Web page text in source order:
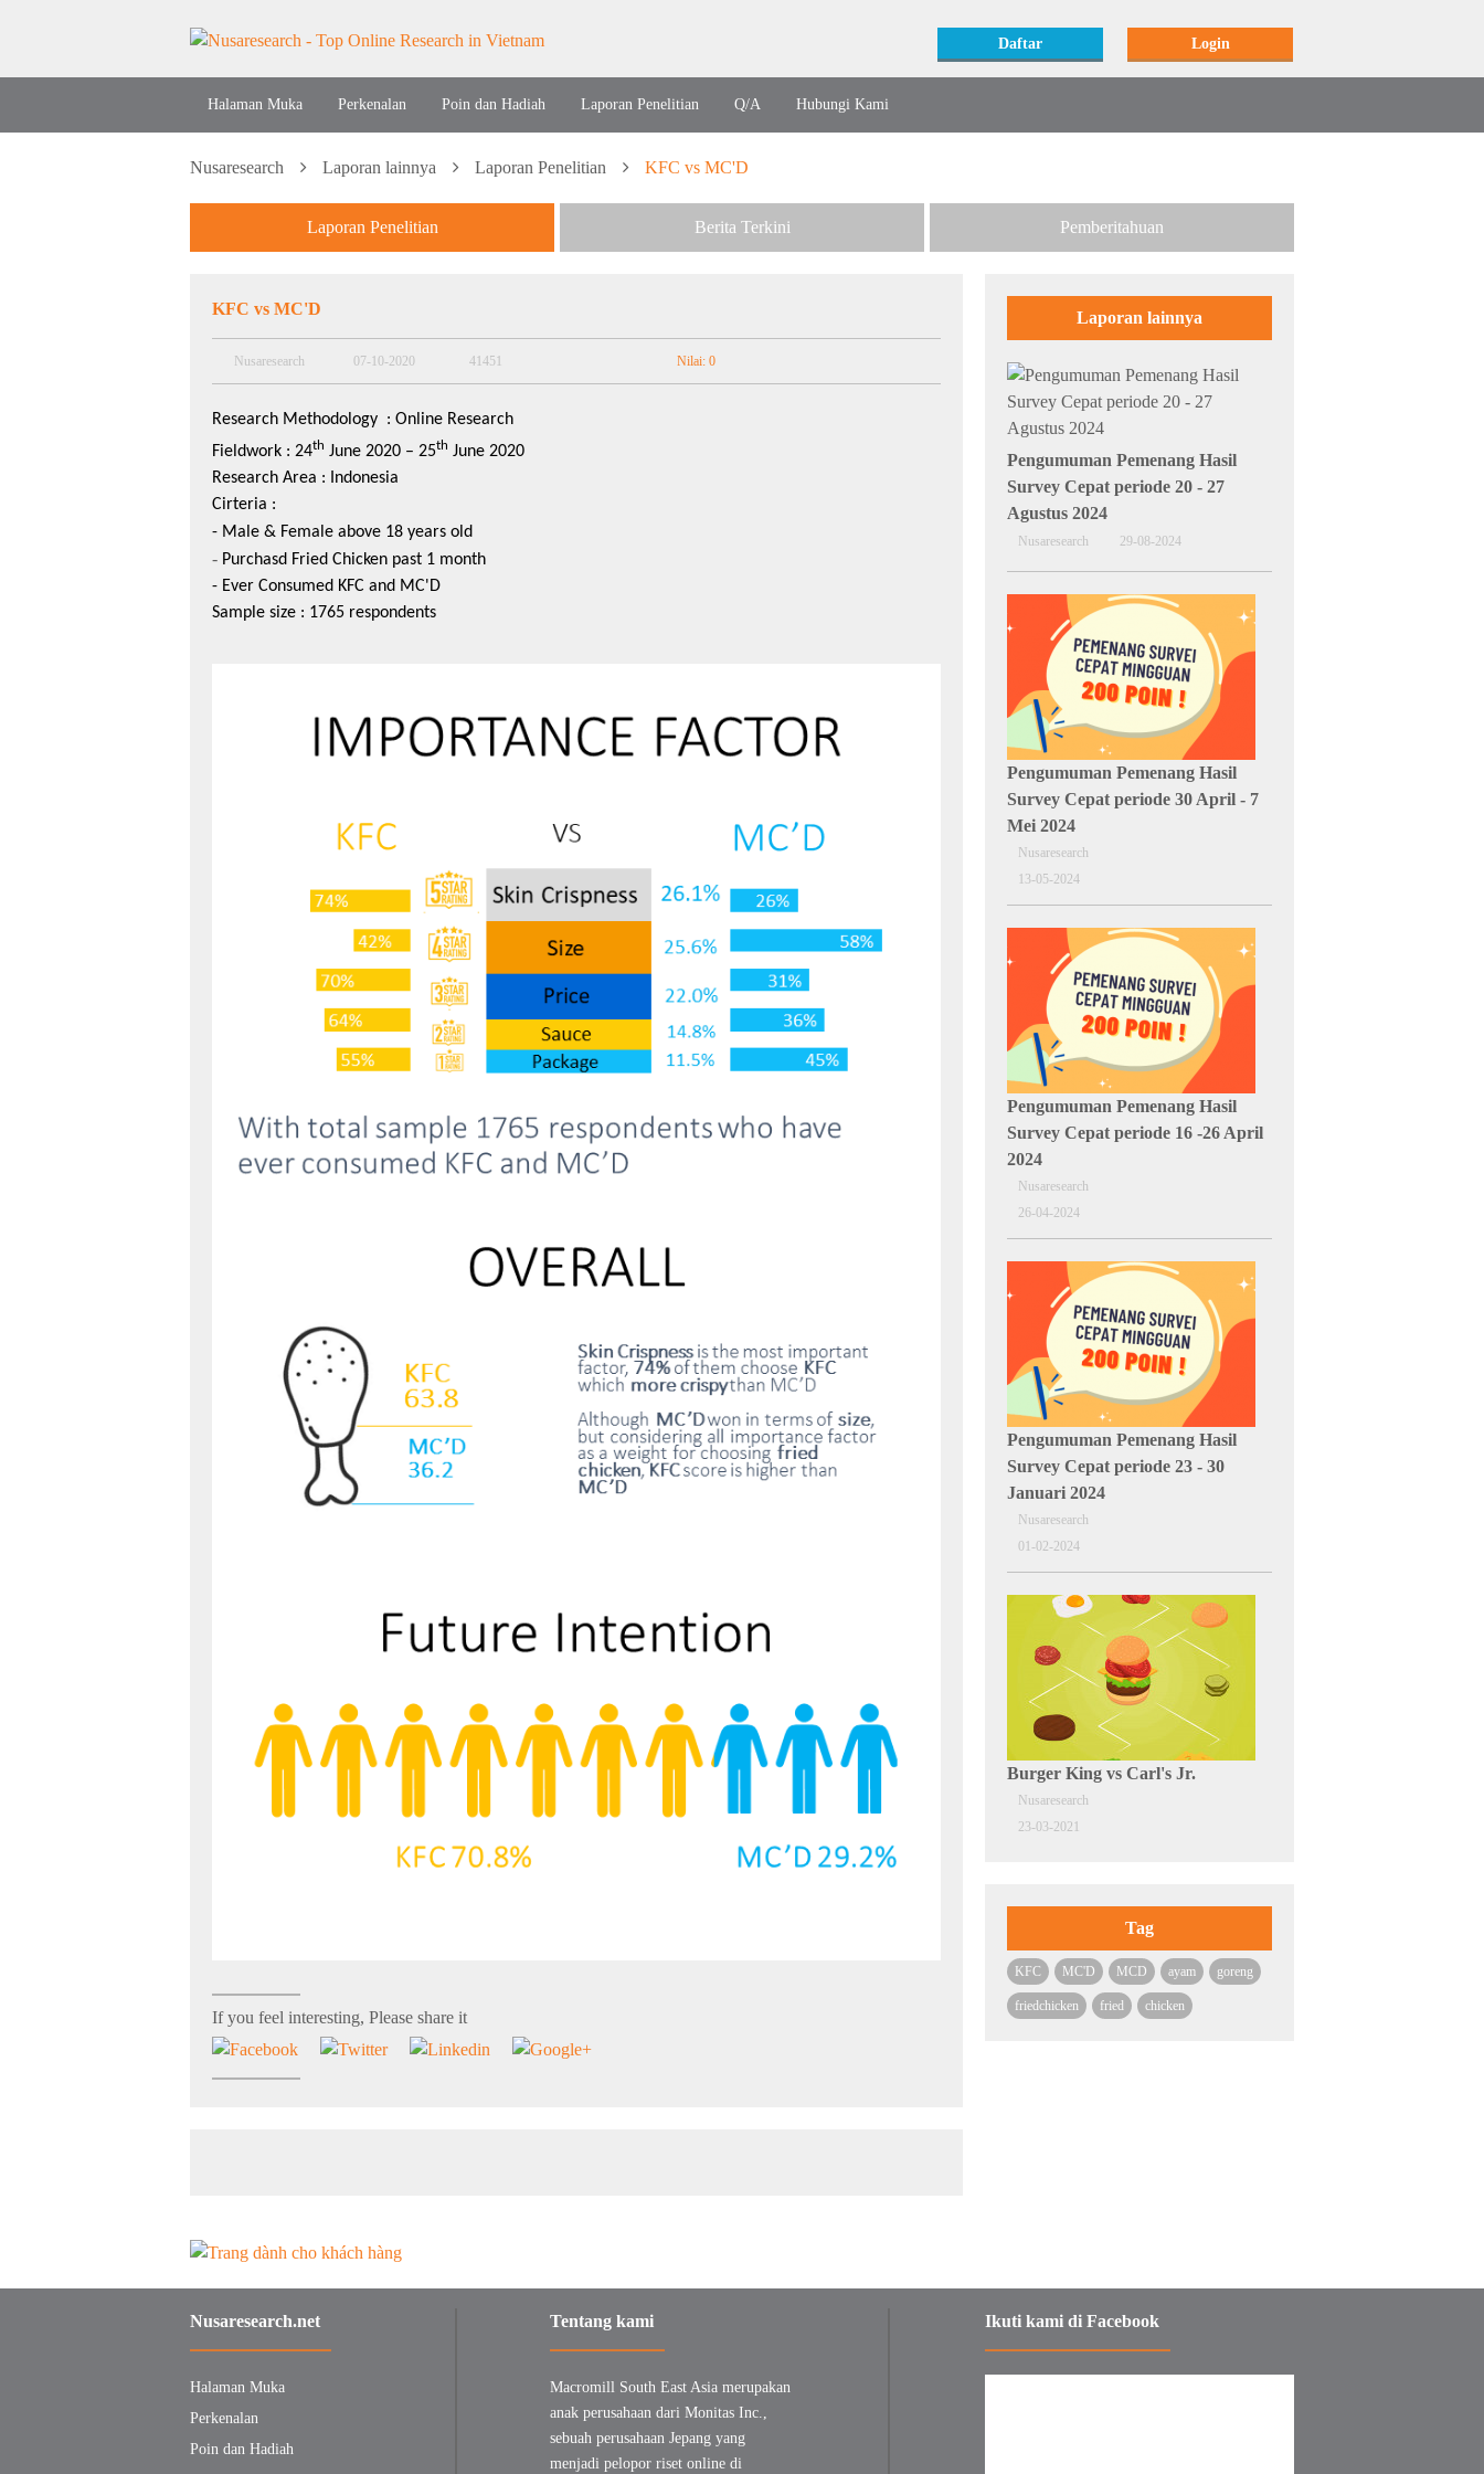
Daftar Login
Halaman Muka Perkenalan Poin dan Hadiah Laporan Penelitian Q/A Hubungi Kami
Nusaresearch Laporan lainnya Laporan Penelitian KFC vs MC'D
Laporan Penelitian Berita Terkini Pemberitahuan
KFC vs MC'D
Nusaresearch 07-10-2020 41451 Nilai: 0
Research Methodology : Online Research
Fieldwork : 24th June 2020 – 25th June 2020
Research Area : Indonesia
Cirteria :
- Male & Female above 18 years old
- PurchasdFried Chicken past 1 month
- Ever Consumed KFC and MC'D
Sample size : 1765 respondents
If you feel interesting, Please share it
Laporan lainnya
Pengumuman Pemenang Hasil
Survey Cepat periode 20 - 27
Agustus 2024
Nusaresearch 29-08-2024
Pengumuman Pemenang Hasil
Survey Cepat periode 30 April - 7
Mei 2024
Nusaresearch
13-05-2024
Pengumuman Pemenang Hasil
Survey Cepat periode 16 -26 April
2024
Nusaresearch
26-04-2024
Pengumuman Pemenang Hasil
Survey Cepat periode 23 - 30
Januari 2024
Nusaresearch
01-02-2024
Burger King vs Carl's Jr.
Nusaresearch
23-03-2021
Tag
KFC MC'D MCD ayam goreng
friedchicken fried chicken
Nusaresearch.net
Halaman Muka
Perkenalan
Poin dan Hadiah
Tentang kami
Macromill South East Asia merupakan
anak perusahaan dari Monitas Inc.,
sebuah perusahaan Jepang yang
menjadi pelopor riset online di
Ikuti kami di Facebook